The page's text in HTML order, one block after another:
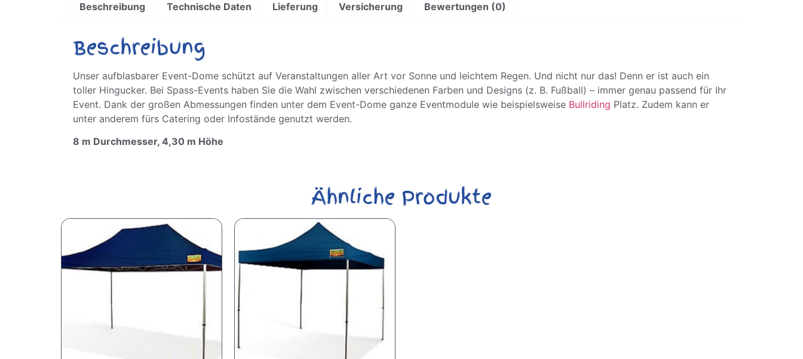
Beschreibung Technische Daten Lieferung Versicherung Bewertungen (0)
Beschreibung
Unser aufblasbarer Event-Dome schützt auf Veranstaltungen aller Art vor Sonne und leichtem Regen. Und nicht nur das! Denn er ist auch ein
toller Hingucker. Bei Spass-Events haben Sie die Wahl zwischen verschiedenen Farben und Designs (z. B. Fußball) – immer genau passend für Ihr
Event. Dank der großen Abmessungen finden unter dem Event-Dome ganze Eventmodule wie beispielsweise Bullriding Platz. Zudem kann er
unter anderem fürs Catering oder Infostände genutzt werden.
8 m Durchmesser, 4,30 m Höhe
Ähnliche Produkte